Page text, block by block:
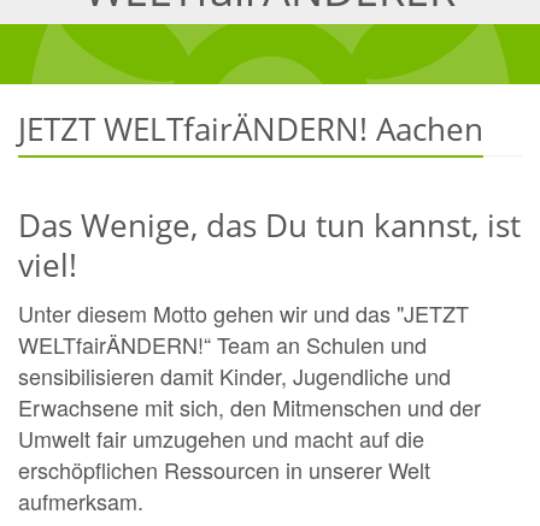
JETZT WELTfairÄNDERN! Aachen
Das Wenige, das Du tun kannst, ist
viel!
Unter diesem Motto gehen wir und das "JETZT
WELTfairÄNDERN!“ Team an Schulen und
sensibilisieren damit Kinder, Jugendliche und
Erwachsene mit sich, den Mitmenschen und der
Umwelt fair umzugehen und macht auf die
erschöpflichen Ressourcen in unserer Welt
aufmerksam.